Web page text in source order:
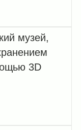
музей,
3D